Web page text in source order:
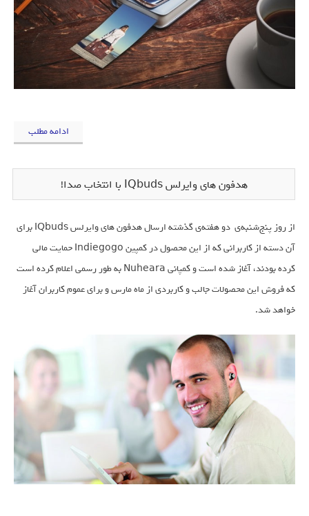
ادامه مطلب
هدفون های وایرلس IQbuds با انتخاب صدا!
از روز پنج‌شنبه‌ی دو هفته‌ی گذشته ارسال هدفون های وایرلس IQbuds برای
آن دسته از کاربرانی که از این محصول در کمپین Indiegogo حمایت مالی
کرده بودند، آغاز شده است و کمپانی Nuheara به طور رسمی اعلام کرده است
که فروش این محصولات جالب و کاربردی از ماه مارس و برای عموم کاربران آغاز
خواهد شد.